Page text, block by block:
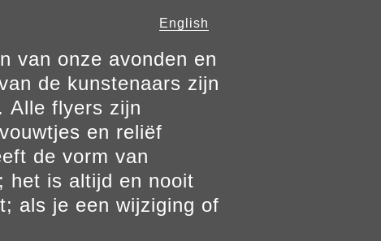
English
van onze avonden en
de kunstenaars zijn
Alle flyers zijn
en reliëf
de vorm van
het is altijd en nooit
als je een wijziging of